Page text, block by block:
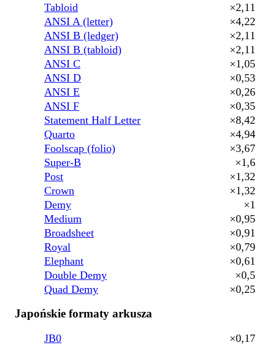
Tabloid
×2,11
ANSI A (letter)
×4,22
ANSI B (ledger)
×2,11
ANSI B (tabloid)
×2,11
ANSI C
×1,05
ANSI D
×0,53
ANSI E
×0,26
ANSI F
×0,35
Statement Half Letter
×8,42
Quarto
×4,94
Foolscap (folio)
×3,67
Super-B
×1,6
Post
×1,32
Crown
×1,32
Demy
×1
Medium
×0,95
Broadsheet
×0,91
Royal
×0,79
Elephant
×0,61
Double Demy
×0,5
Quad Demy
×0,25
Japońskie formaty arkusza
JB0
×0,17